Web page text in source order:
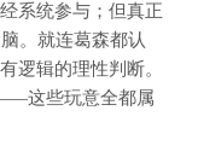
系统参与；但真正
。就连葛森都认
逻辑的理性判断。
这些玩意全都属